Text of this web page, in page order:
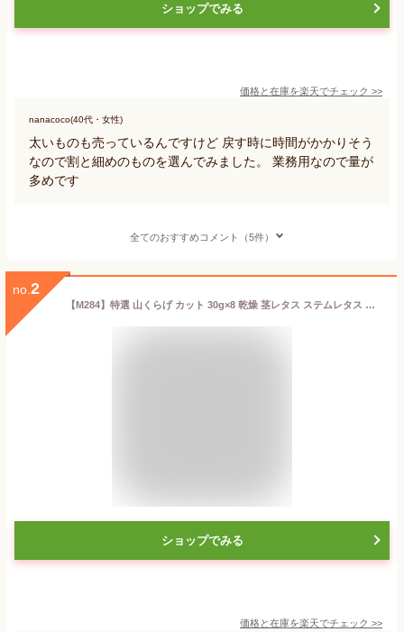
ショップでみる
価格と在庫を楽天でチェック >>
nanacoco(40代・女性)
太いものも売っているんですけど 戻す時に時間がかかりそう
なので割と細めのものを選んでみました。 業務用なので量が
多めです
全てのおすすめコメント（5件）
no. 2
【M284】特選 山くらげ カット 30g×8 乾燥 茎レタス ステムレタス コリコリ食感 業務用 中華食材 前菜 和え物 炒め物 ラー油漬け 水戻し簡単 大容量 常温保存 低カロリー 食物繊維 おつまみ 惣菜 中国産
ショップでみる
価格と在庫を楽天でチェック >>